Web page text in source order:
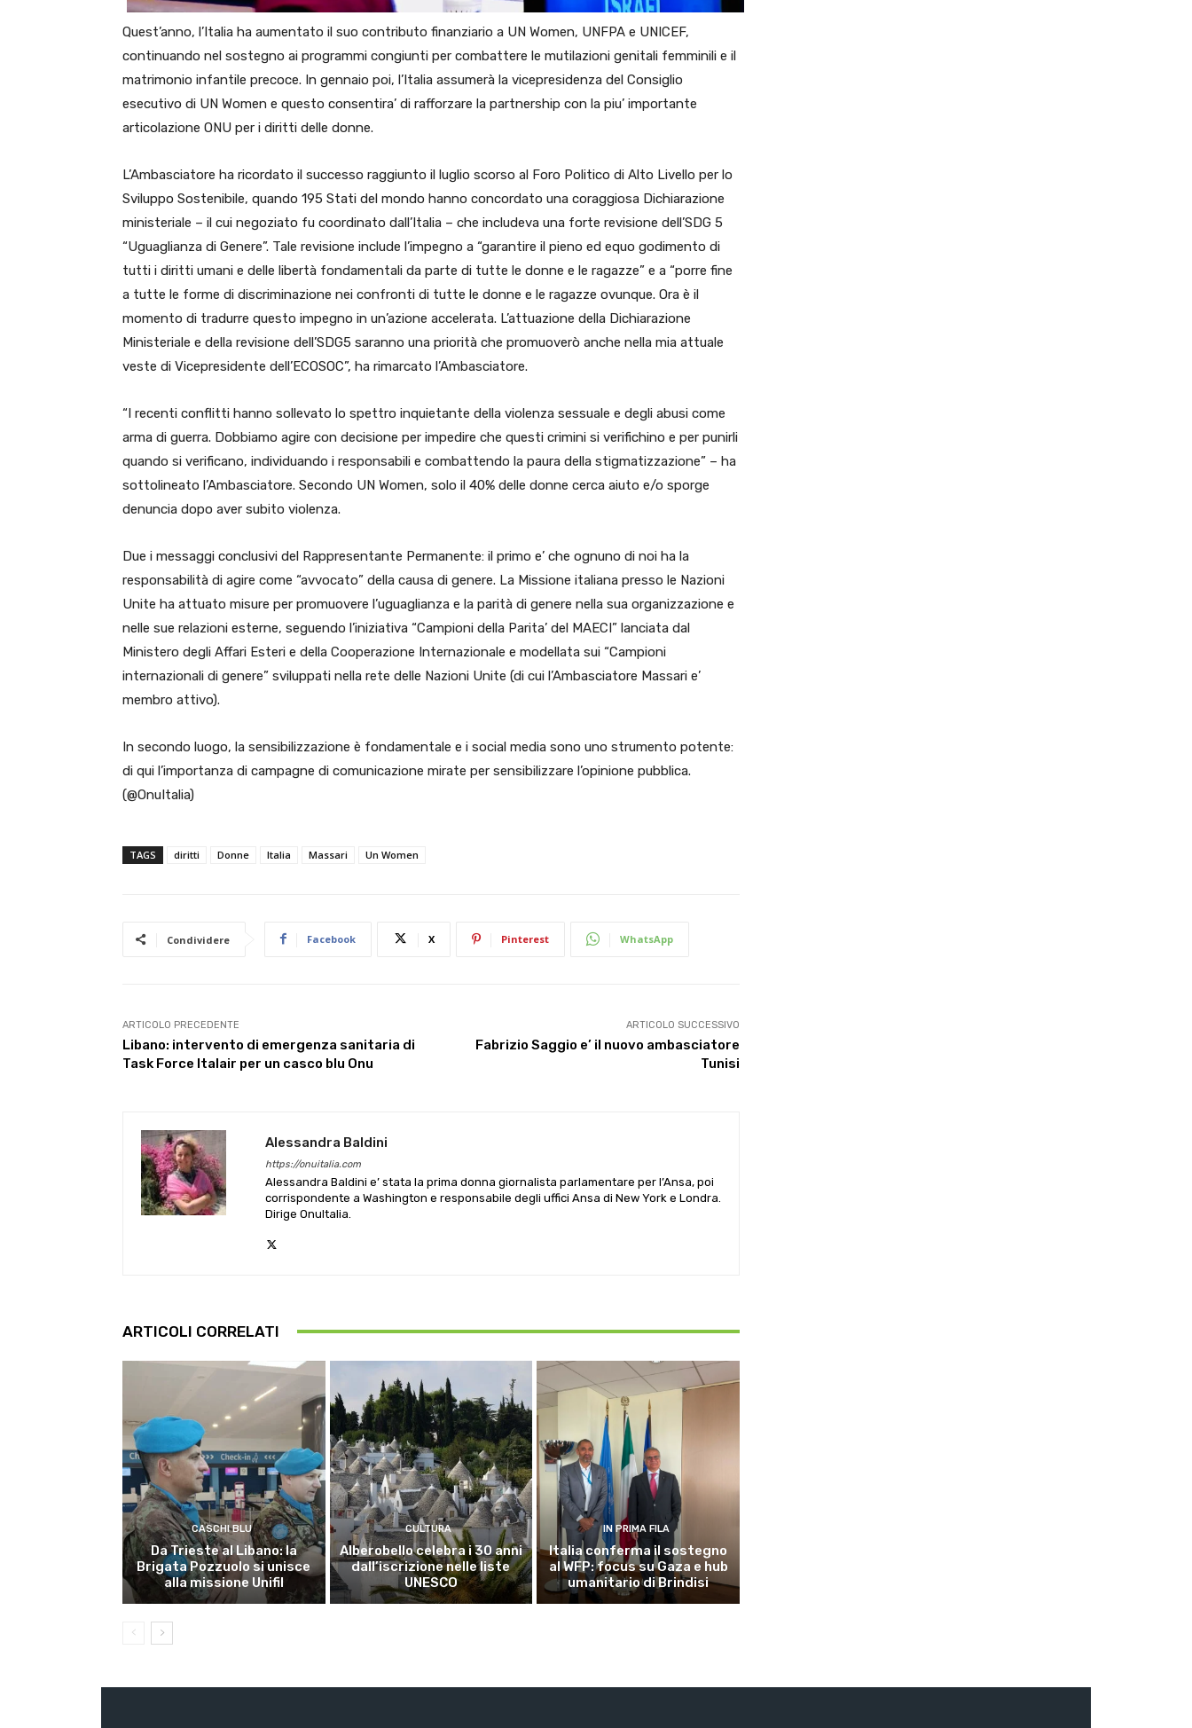
Quest’anno, l’Italia ha aumentato il suo contributo finanziario a UN Women, UNFPA e UNICEF,
continuando nel sostegno ai programmi congiunti per combattere le mutilazioni genitali femminili e il
matrimonio infantile precoce. In gennaio poi, l’Italia assumerà la vicepresidenza del Consiglio
esecutivo di UN Women e questo consentira’ di rafforzare la partnership con la piu’ importante
articolazione ONU per i diritti delle donne.
L’Ambasciatore ha ricordato il successo raggiunto il luglio scorso al Foro Politico di Alto Livello per lo
Sviluppo Sostenibile, quando 195 Stati del mondo hanno concordato una coraggiosa Dichiarazione
ministeriale – il cui negoziato fu coordinato dall’Italia – che includeva una forte revisione dell’SDG 5
“Uguaglianza di Genere”. Tale revisione include l’impegno a “garantire il pieno ed equo godimento di
tutti i diritti umani e delle libertà fondamentali da parte di tutte le donne e le ragazze” e a “porre fine
a tutte le forme di discriminazione nei confronti di tutte le donne e le ragazze ovunque. Ora è il
momento di tradurre questo impegno in un’azione accelerata. L’attuazione della Dichiarazione
Ministeriale e della revisione dell’SDG5 saranno una priorità che promuoverò anche nella mia attuale
veste di Vicepresidente dell’ECOSOC”, ha rimarcato l’Ambasciatore.
“I recenti conflitti hanno sollevato lo spettro inquietante della violenza sessuale e degli abusi come
arma di guerra. Dobbiamo agire con decisione per impedire che questi crimini si verifichino e per punirli
quando si verificano, individuando i responsabili e combattendo la paura della stigmatizzazione” – ha
sottolineato l’Ambasciatore. Secondo UN Women, solo il 40% delle donne cerca aiuto e/o sporge
denuncia dopo aver subito violenza.
Due i messaggi conclusivi del Rappresentante Permanente: il primo e’ che ognuno di noi ha la
responsabilità di agire come “avvocato” della causa di genere. La Missione italiana presso le Nazioni
Unite ha attuato misure per promuovere l’uguaglianza e la parità di genere nella sua organizzazione e
nelle sue relazioni esterne, seguendo l’iniziativa “Campioni della Parita’ del MAECI” lanciata dal
Ministero degli Affari Esteri e della Cooperazione Internazionale e modellata sui “Campioni
internazionali di genere” sviluppati nella rete delle Nazioni Unite (di cui l’Ambasciatore Massari e’
membro attivo).
In secondo luogo, la sensibilizzazione è fondamentale e i social media sono uno strumento potente:
di qui l’importanza di campagne di comunicazione mirate per sensibilizzare l’opinione pubblica.
(@OnuItalia)
TAGS diritti Donne Italia Massari Un Women
Condividere Facebook X Pinterest WhatsApp
ARTICOLO PRECEDENTE
Libano: intervento di emergenza sanitaria di
Task Force Italair per un casco blu Onu
ARTICOLO SUCCESSIVO
Fabrizio Saggio e’ il nuovo ambasciatore
Tunisi
Alessandra Baldini
https://onuitalia.com
Alessandra Baldini e’ stata la prima donna giornalista parlamentare per l’Ansa, poi
corrispondente a Washington e responsabile degli uffici Ansa di New York e Londra.
Dirige OnuItalia.
ARTICOLI CORRELATI
CASCHI BLU
Da Trieste al Libano: la
Brigata Pozzuolo si unisce
alla missione Unifil
CULTURA
Alberobello celebra i 30 anni
dall’iscrizione nelle liste
UNESCO
IN PRIMA FILA
Italia conferma il sostegno
al WFP: focus su Gaza e hub
umanitario di Brindisi